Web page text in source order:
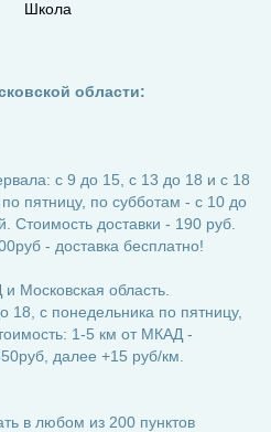
Школа
области:
с 9 до 15, с 13 до 18 и с 18
пятницу, по субботам - с 10 до
Стоимость доставки - 190 руб.
- доставка бесплатно!
Московская область.
18, с понедельника по пятницу,
1-5 км от МКАД -
далее +15 руб/км.
в любом из 200 пунктов